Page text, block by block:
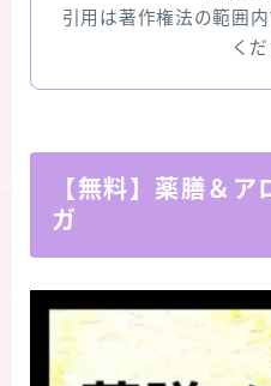
引用は著作権法の範囲
く
【無料】薬膳＆
ガ